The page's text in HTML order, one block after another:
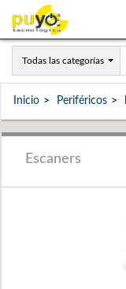
Todas las categorías
Inicio Periféricos
Escaners